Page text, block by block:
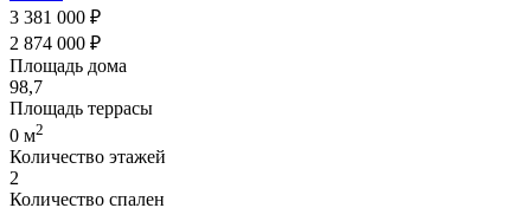
3 381 000 ₽
2 874 000 ₽
Площадь дома
98,7
Площадь террасы
0 м2
Количество этажей
2
Количество спален